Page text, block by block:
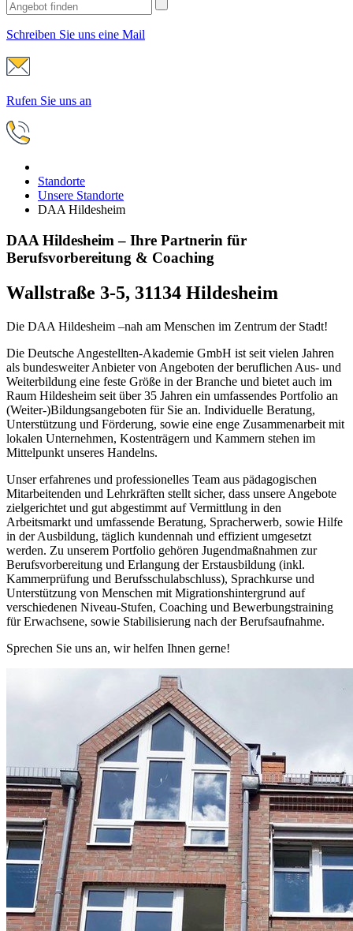
Schreiben Sie uns eine Mail
Rufen Sie uns an
Standorte
Unsere Standorte
DAA Hildesheim
DAA Hildesheim – Ihre Partnerin für
Berufsvorbereitung & Coaching
Wallstraße 3-5, 31134 Hildesheim
Die DAA Hildesheim –nah am Menschen im Zentrum der Stadt!
Die Deutsche Angestellten-Akademie GmbH ist seit vielen Jahren
als bundesweiter Anbieter von Angeboten der beruflichen Aus- und
Weiterbildung eine feste Größe in der Branche und bietet auch im
Raum Hildesheim seit über 35 Jahren ein umfassendes Portfolio an
(Weiter-)Bildungsangeboten für Sie an. Individuelle Beratung,
Unterstützung und Förderung, sowie eine enge Zusammenarbeit mit
lokalen Unternehmen, Kostenträgern und Kammern stehen im
Mittelpunkt unseres Handelns.
Unser erfahrenes und professionelles Team aus pädagogischen
Mitarbeitenden und Lehrkräften stellt sicher, dass unsere Angebote
zielgerichtet und gut abgestimmt auf Vermittlung in den
Arbeitsmarkt und umfassende Beratung, Spracherwerb, sowie Hilfe
in der Ausbildung, täglich kundennah und effizient umgesetzt
werden. Zu unserem Portfolio gehören Jugendmaßnahmen zur
Berufsvorbereitung und Erlangung der Erstausbildung (inkl.
Kammerprüfung und Berufsschulabschluss), Sprachkurse und
Unterstützung von Menschen mit Migrationshintergrund auf
verschiedenen Niveau-Stufen, Coaching und Bewerbungstraining
für Erwachsene, sowie Stabilisierung nach der Berufsaufnahme.
Sprechen Sie uns an, wir helfen Ihnen gerne!